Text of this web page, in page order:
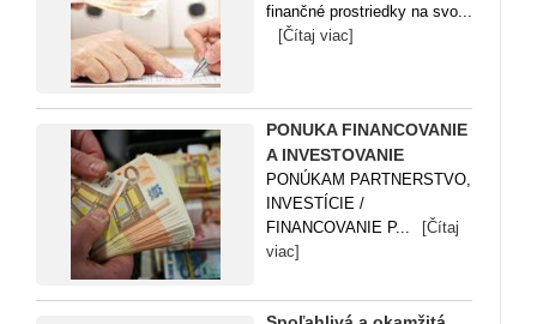
finančné prostriedky na svo...
[Čítaj viac]
PONUKA FINANCOVANIE
A INVESTOVANIE
PONÚKAM PARTNERSTVO,
INVESTÍCIE /
FINANCOVANIE P...
[Čítaj
viac]